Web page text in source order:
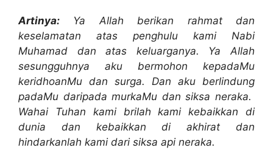
Artinya: Ya Allah berikan rahmat dan
keselamatan atas penghulu kami Nabi
Muhamad dan atas keluarganya. Ya Allah
sesungguhnya aku bermohon kepadaMu
keridhoanMu dan surga. Dan aku berlindung
padaMu daripada murkaMu dan siksa neraka.
Wahai Tuhan kami brilah kami kebaikkan di
dunia dan kebaikkan di akhirat dan
hindarkanlah kami dari siksa api neraka.